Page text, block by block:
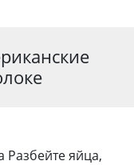
Разбейте яйца,